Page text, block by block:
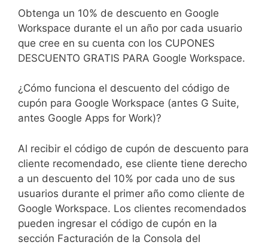
Obtenga un 10% de descuento en Google
Workspace durante el un año por cada usuario
que cree en su cuenta con los CUPONES
DESCUENTO GRATIS PARA Google Workspace.
¿Cómo funciona el descuento del código de
cupón para Google Workspace (antes G Suite,
antes Google Apps for Work)?
Al recibir el código de cupón de descuento para
cliente recomendado, ese cliente tiene derecho
a un descuento del 10% por cada uno de sus
usuarios durante el primer año como cliente de
Google Workspace. Los clientes recomendados
pueden ingresar el código de cupón en la
sección Facturación de la Consola del